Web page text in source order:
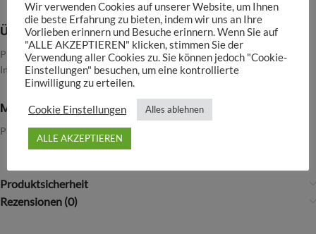
Übersicht
Passend für die MasterLine 500 sowie 1.000 ml Gebinde
In 1,2 und 5ml erhältlich
Merkmale
Passend für unsere MasterLine Dünger
Produktsicherheit
Rezensionen (0)
Wir verwenden Cookies auf unserer Website, um Ihnen
die beste Erfahrung zu bieten, indem wir uns an Ihre
Vorlieben erinnern und Besuche erinnern. Wenn Sie auf
"ALLE AKZEPTIEREN" klicken, stimmen Sie der
Verwendung aller Cookies zu. Sie können jedoch "Cookie-
Einstellungen" besuchen, um eine kontrollierte
Einwilligung zu erteilen.
Cookie Einstellungen Alles ablehnen
ALLE AKZEPTIEREN